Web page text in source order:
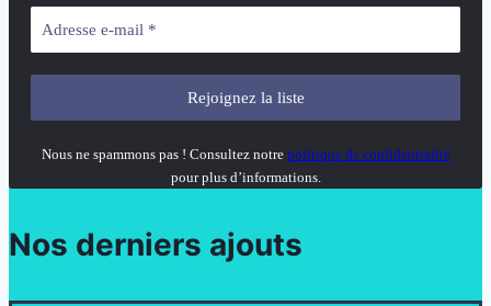
Nous ne spammons pas ! Consultez notre politique de confidentialité
pour plus d’informations.
Nos derniers ajouts